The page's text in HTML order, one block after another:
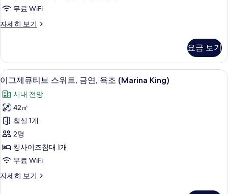
금
욕
사
진
모
두
보
기
무료 WiFi
자세히 보기
주
위
트,
금
연,
욕
조
자
세
히
보
기
요금 보기
이
그
제
큐
티
브
스
트,
이그제큐티브 스위트, 금연, 욕조
1
이그제큐티브 스위트, 금연, 욕조 (Marina King)
시내 전망
42㎡
침실 1개
2명
킹사이즈침대 1개
무료 WiFi
자세히 보기
이